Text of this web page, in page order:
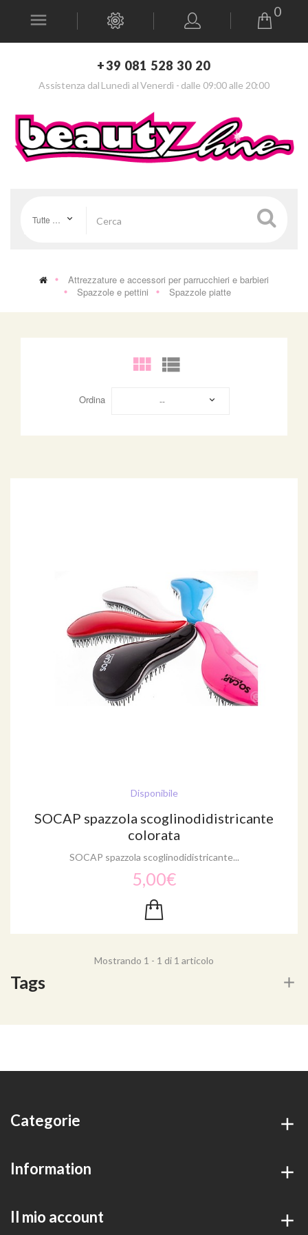
+39 081 528 30 20
Assistenza dal Lunedì al Venerdì - dalle 09:00 alle 20:00
0
Attrezzature e accessori per parrucchieri e barbieri
Spazzole e pettini
Spazzole piatte
Ordina --
Disponibile
SOCAP spazzola scoglinodidistricante
colorata
SOCAP spazzola scoglinodidistricante...
5,00€
Mostrando 1 - 1 di 1 articolo
Tags
Categorie
Information
Il mio account